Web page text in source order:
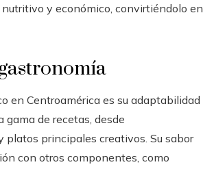
y económico, convirtiéndolo en
en Centroamérica es su adaptabilidad
de recetas, desde
principales creativos. Su sabor
con otros componentes, como